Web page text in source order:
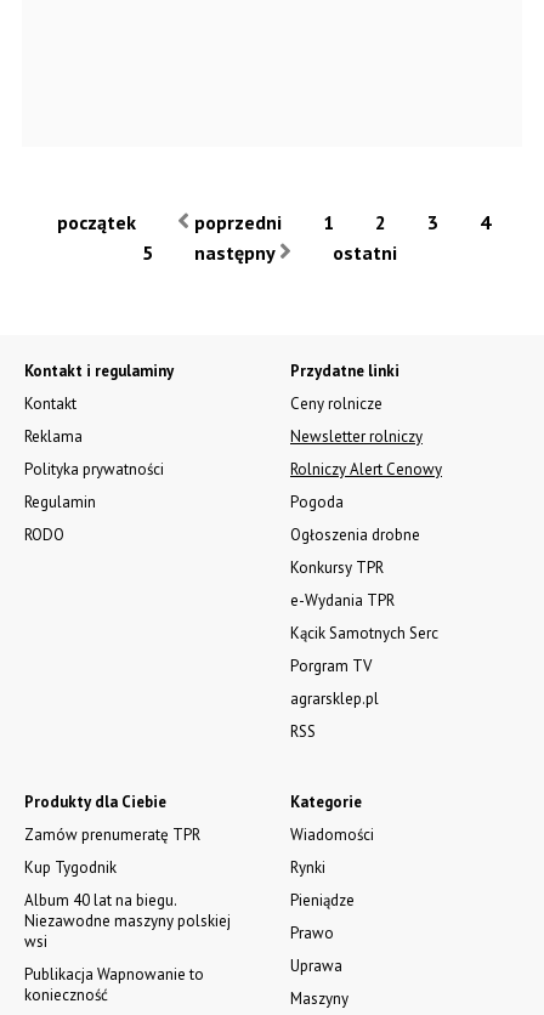
początek poprzedni 1 2 3
4
5
następny ostatni
Kontakt i regulaminy
Kontakt
Reklama
Polityka prywatności
Regulamin
RODO
Kategorie
Wiadomości
Rynki
Pieniądze
Prawo
Uprawa
Maszyny
Produkty dla Ciebie
Zamów prenumeratę TPR
Kup Tygodnik
Album 40 lat na biegu.
Niezawodne maszyny polskiej
wsi
Publikacja Wapnowanie to
konieczność
Przydatne linki
Ceny rolnicze
Newsletter rolniczy
Rolniczy Alert Cenowy
Pogoda
Ogłoszenia drobne
Konkursy TPR
e-Wydania TPR
Kącik Samotnych Serc
Porgram TV
agrarsklep.pl
RSS